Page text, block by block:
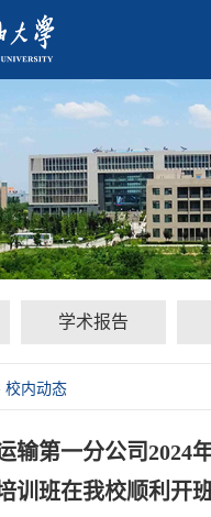
学术报告
校内动态
输第一分公司2024
训班在我校顺利开